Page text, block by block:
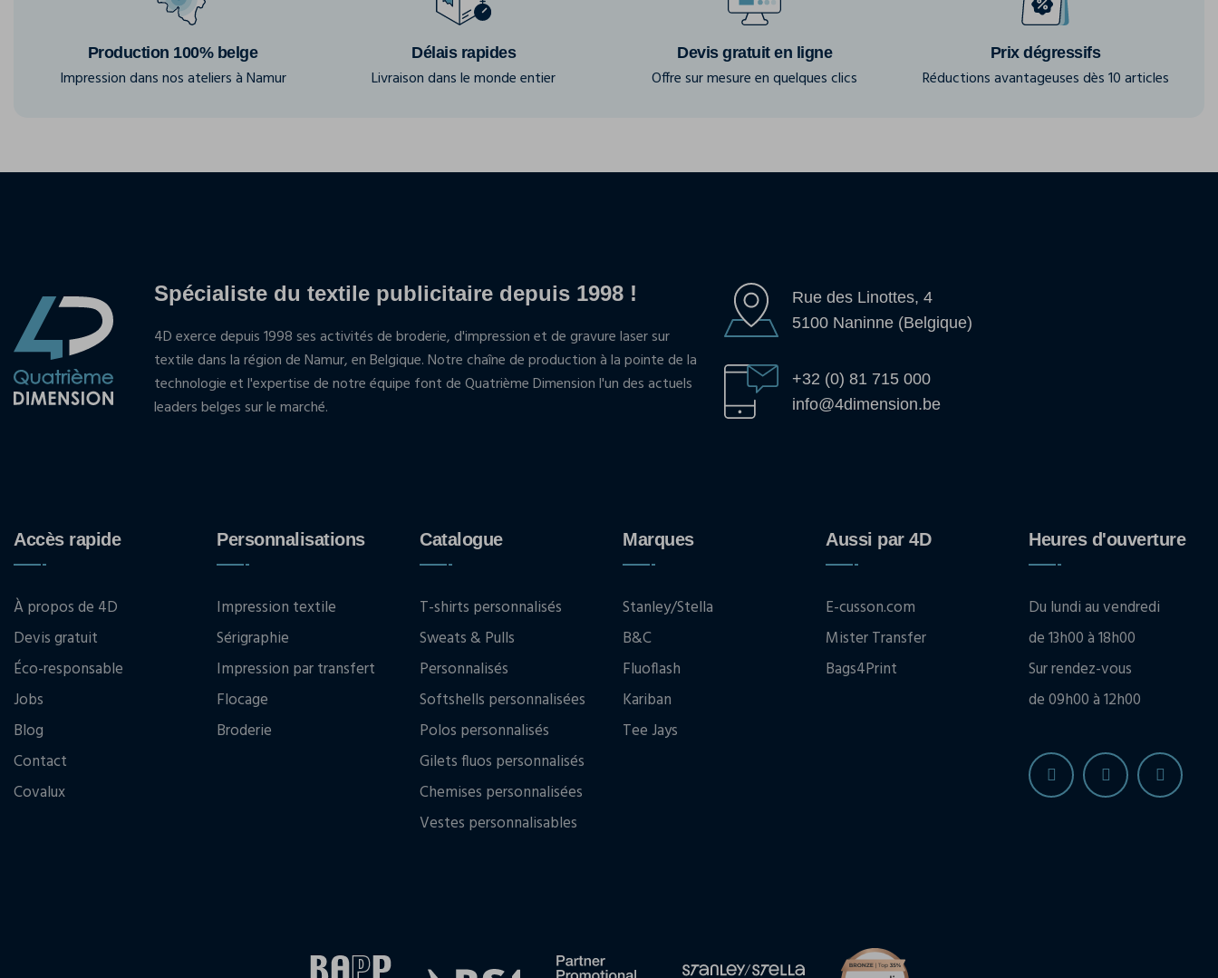
Production 100% belge
Impression dans nos ateliers à Namur
Délais rapides
Livraison dans le monde entier
Devis gratuit en ligne
Offre sur mesure en quelques clics
Prix dégressifs
Réductions avantageuses dès 10 articles
Spécialiste du textile publicitaire depuis 1998 !
4D exerce depuis 1998 ses activités de broderie, d'impression et de gravure laser sur
textile dans la région de Namur, en Belgique. Notre chaîne de production à la pointe de la
technologie et l'expertise de notre équipe font de Quatrième Dimension l'un des actuels
leaders belges sur le marché.
Rue des Linottes, 4
5100 Naninne (Belgique)
+32 (0) 81 715 000
info@4dimension.be
Accès rapide
À propos de 4D
Devis gratuit
Éco-responsable
Jobs
Blog
Contact
Covalux
Personnalisations
Impression textile
Sérigraphie
Impression par transfert
Flocage
Broderie
Catalogue
T-shirts personnalisés
Sweats & Pulls
Personnalisés
Softshells personnalisées
Polos personnalisés
Gilets fluos personnalisés
Chemises personnalisées
Vestes personnalisables
Marques
Stanley/Stella
B&C
Fluoflash
Kariban
Tee Jays
Aussi par 4D
E-cusson.com
Mister Transfer
Bags4Print
Heures d'ouverture
Du lundi au vendredi
de 13h00 à 18h00
Sur rendez-vous
de 09h00 à 12h00